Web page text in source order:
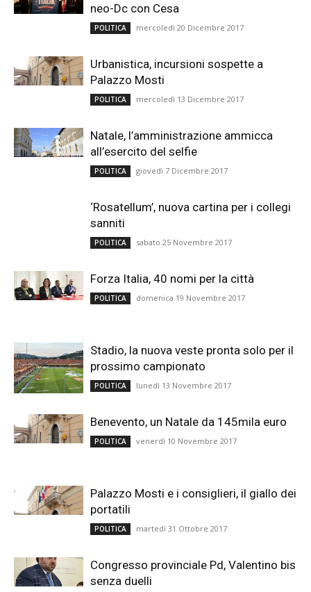
neo-Dc con Cesa
POLITICA mercoledì 20 Dicembre 2017
Urbanistica, incursioni sospette a
Palazzo Mosti
POLITICA mercoledì 13 Dicembre 2017
Natale, l’amministrazione ammicca
all’esercito del selfie
POLITICA giovedì 7 Dicembre 2017
‘Rosatellum’, nuova cartina per i collegi
sanniti
POLITICA sabato 25 Novembre 2017
Forza Italia, 40 nomi per la città
POLITICA domenica 19 Novembre 2017
Stadio, la nuova veste pronta solo per il
prossimo campionato
POLITICA lunedì 13 Novembre 2017
Benevento, un Natale da 145mila euro
POLITICA venerdì 10 Novembre 2017
Palazzo Mosti e i consiglieri, il giallo dei
portatili
POLITICA martedì 31 Ottobre 2017
Congresso provinciale Pd, Valentino bis
senza duelli